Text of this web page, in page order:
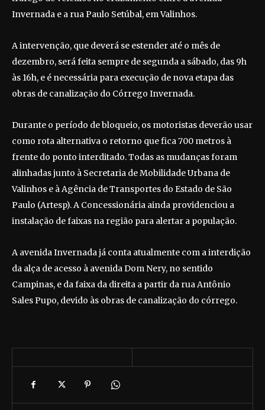
Invernada e a rua Paulo Setúbal, em Valinhos.
A intervenção, que deverá se estender até o mês de
dezembro, será feita sempre de segunda a sábado, das 9h
às 16h, e é necessária para execução de nova etapa das
obras de canalização do Córrego Invernada.
Durante o período de bloqueio, os motoristas deverão usar
como rota alternativa o retorno que fica 700 metros à
frente do ponto interditado. Todas as mudanças foram
alinhadas junto à Secretaria de Mobilidade Urbana de
Valinhos e à Agência de Transportes do Estado de São
Paulo (Artesp). A Concessionária ainda providenciou a
instalação de faixas na região para alertar a população.
A avenida Invernada já conta atualmente com a interdição
da alça de acesso à avenida Dom Nery, no sentido
Campinas, e da faixa da direita a partir da rua Antônio
Sales Pupo, devido às obras de canalização do córrego.